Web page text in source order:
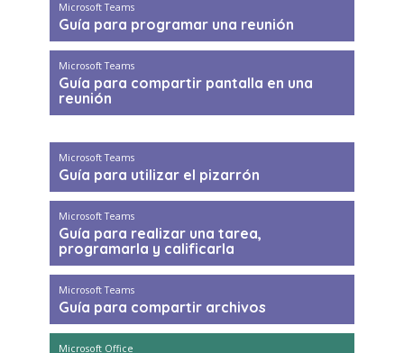
Microsoft Teams
Guía para programar una reunión
Microsoft Teams
Guía para compartir pantalla en una
reunión
Microsoft Teams
Guía para utilizar el pizarrón
Microsoft Teams
Guía para realizar una tarea,
programarla y calificarla
Microsoft Teams
Guía para compartir archivos
Microsoft Office